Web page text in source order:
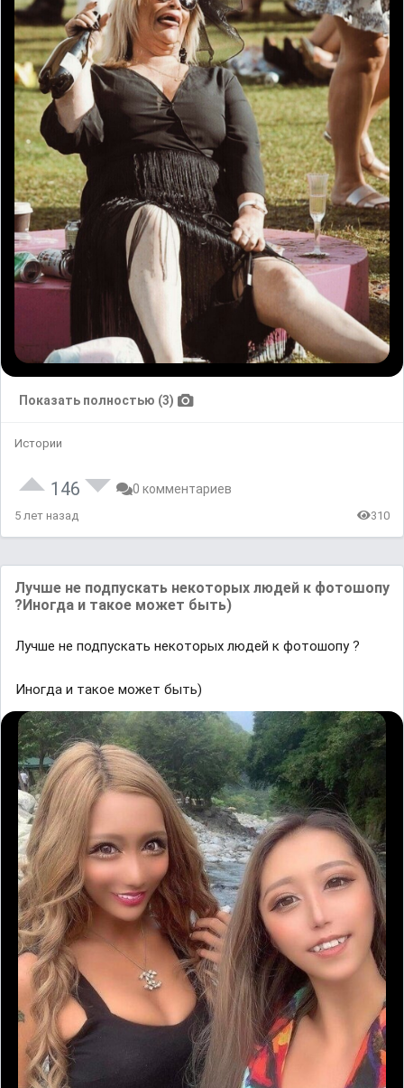
Показать полностью (3)
Истории
146 0 комментариев
5 лет назад 310
Лучше не подпускать некоторых людей к фотошопу
?Иногда и такое может быть)
Лучше не подпускать некоторых людей к фотошопу ?
Иногда и такое может быть)